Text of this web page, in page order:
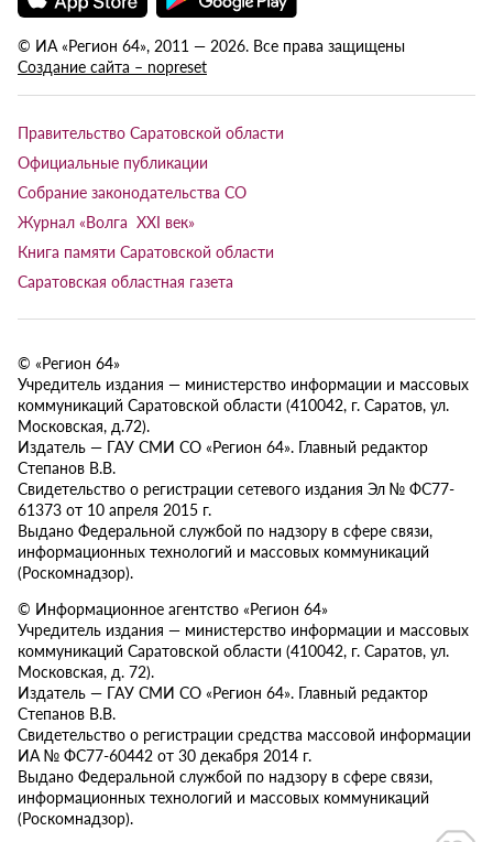
© ИА «Регион 64», 2011 — 2026. Все права защищены
Создание сайта – nopreset
Правительство Саратовской области
Официальные публикации
Собрание законодательства СО
Журнал «Волга XXI век»
Книга памяти Саратовской области
Саратовская областная газета
© «Регион 64»
Учредитель издания — министерство информации и массовых
коммуникаций Саратовской области (410042, г. Саратов, ул.
Московская, д.72).
Издатель — ГАУ СМИ СО «Регион 64». Главный редактор
Степанов В.В.
Свидетельство о регистрации сетевого издания Эл № ФС77-
61373 от 10 апреля 2015 г.
Выдано Федеральной службой по надзору в сфере связи,
информационных технологий и массовых коммуникаций
(Роскомнадзор).
© Информационное агентство «Регион 64»
Учредитель издания — министерство информации и массовых
коммуникаций Саратовской области (410042, г. Саратов, ул.
Московская, д. 72).
Издатель — ГАУ СМИ СО «Регион 64». Главный редактор
Степанов В.В.
Свидетельство о регистрации средства массовой информации
ИА № ФС77-60442 от 30 декабря 2014 г.
Выдано Федеральной службой по надзору в сфере связи,
информационных технологий и массовых коммуникаций
(Роскомнадзор).